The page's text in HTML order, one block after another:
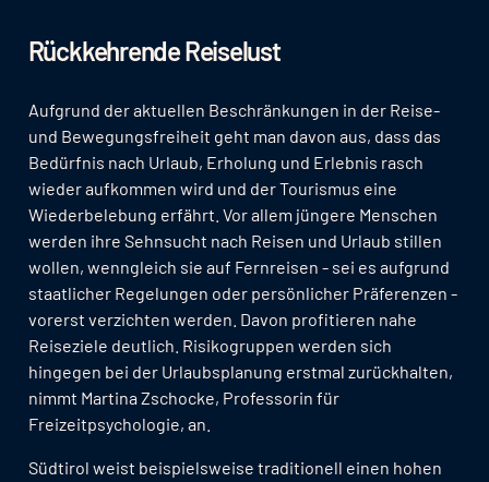
Rückkehrende Reiselust
Aufgrund der aktuellen Beschränkungen in der Reise-
und Bewegungsfreiheit geht man davon aus, dass das
Bedürfnis nach Urlaub, Erholung und Erlebnis rasch
wieder aufkommen wird und der Tourismus eine
Wiederbelebung erfährt. Vor allem jüngere Menschen
werden ihre Sehnsucht nach Reisen und Urlaub stillen
wollen, wenngleich sie auf Fernreisen - sei es aufgrund
staatlicher Regelungen oder persönlicher Präferenzen -
vorerst verzichten werden. Davon profitieren nahe
Reiseziele deutlich. Risikogruppen werden sich
hingegen bei der Urlaubsplanung erstmal zurückhalten,
nimmt Martina Zschocke, Professorin für
Freizeitpsychologie, an.
Südtirol weist beispielsweise traditionell einen hohen